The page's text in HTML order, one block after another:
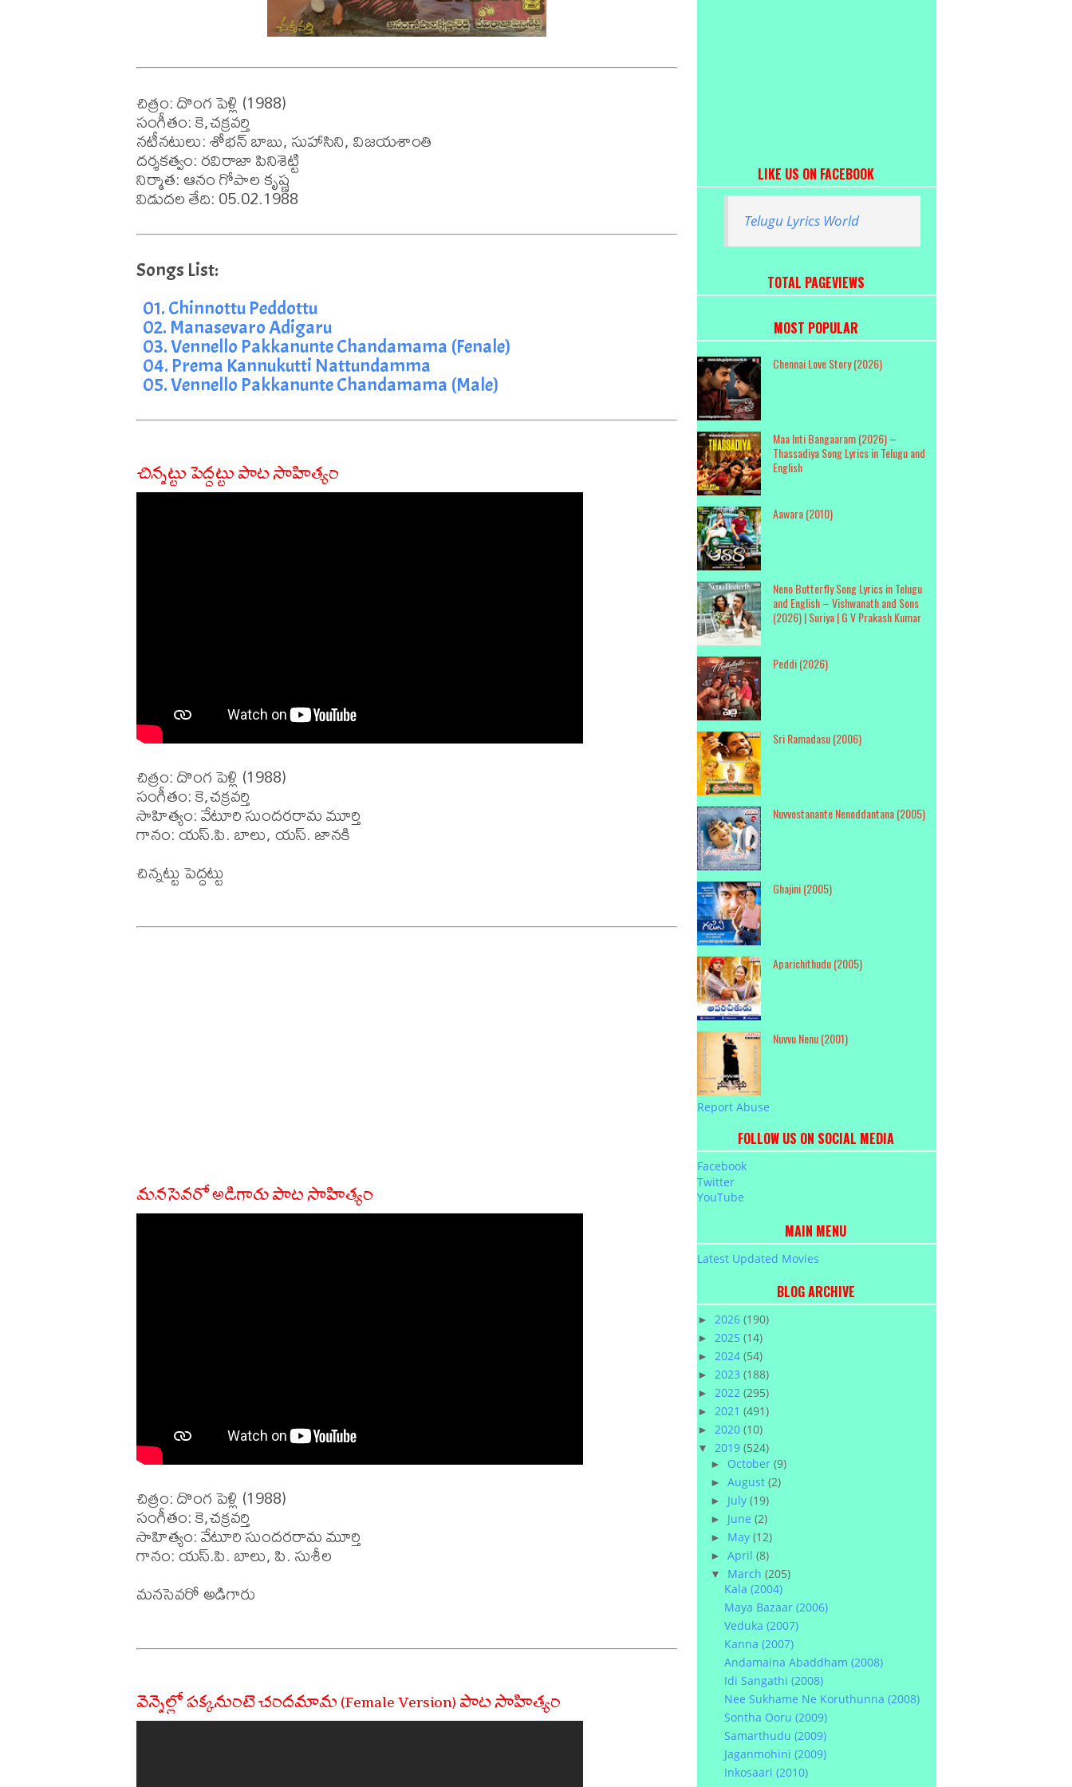
చిత్రం: దొంగ పెళ్లి (1988)
సంగీతం: కె,చక్రవర్తి
నటీనటులు: శోభన్ బాబు, సుహాసిని, విజయశాంతి
దర్శకత్వం: రవిరాజా పినిశెట్టి
నిర్మాత: ఆనం గోపాల కృష్ణ
విడుదల తేది: 05.02.1988
01. Chinnottu Peddottu
02. Manasevaro Adigaru
03. Vennello Pakkanunte Chandamama (Fenale)
04. Prema Kannukutti Nattundamma
05. Vennello Pakkanunte Chandamama (Male)
చిన్నట్టు పెద్దట్టు పాట సాహిత్యం
చిత్రం: దొంగ పెళ్లి (1988)
సంగీతం: కె,చక్రవర్తి
సాహిత్యం: వేటూరి సుందరరామ మూర్తి
గానం: యస్.పి. బాలు, యస్. జానకి
చిన్నట్టు పెద్దట్టు
మనసెవరో అడిగారు పాట సాహిత్యం
చిత్రం: దొంగ పెళ్లి (1988)
సంగీతం: కె,చక్రవర్తి
సాహిత్యం: వేటూరి సుందరరామ మూర్తి
గానం: యస్.పి. బాలు, పి. సుశీల
మనసెవరో అడిగారు
వెన్నెల్లో పక్కనుంటె చందమామ (Female Version) పాట సాహిత్యం
LIKE US ON FACEBOOK
Telugu Lyrics World
TOTAL PAGEVIEWS
MOST POPULAR
Chennai Love Story (2026)
Maa Inti Bangaaram (2026) –
Thassadiya Song Lyrics in Telugu and
English
Aawara (2010)
Neno Butterfly Song Lyrics in Telugu
and English – Vishwanath and Sons
(2026) | Suriya | G V Prakash Kumar
Peddi (2026)
Sri Ramadasu (2006)
Nuvvostanante Nenoddantana (2005)
Ghajini (2005)
Aparichithudu (2005)
Nuvvu Nenu (2001)
Report Abuse
FOLLOW US ON SOCIAL MEDIA
Facebook
Twitter
YouTube
MAIN MENU
Latest Updated Movies
BLOG ARCHIVE
► 2026 (190)
► 2025 (14)
► 2024 (54)
► 2023 (188)
► 2022 (295)
► 2021 (491)
► 2020 (10)
▼ 2019 (524)
► October(9)
►August(2)
► July(19)
► June(2)
► May(12)
►April(8)
▼ March(205)
Kala (2004)
Maya Bazaar (2006)
Veduka (2007)
Kanna (2007)
Andamaina Abaddham (2008)
Idi Sangathi (2008)
Nee Sukhame Ne Koruthunna (2008)
Sontha Ooru (2009)
Samarthudu (2009)
Jaganmohini (2009)
Inkosaari (2010)